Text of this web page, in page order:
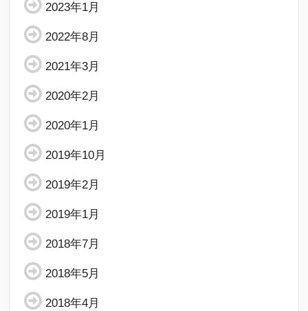
2023年1月
2022年8月
2021年3月
2020年2月
2020年1月
2019年10月
2019年2月
2019年1月
2018年7月
2018年5月
2018年4月